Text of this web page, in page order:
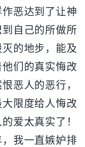
恶达到了让神
自己的所做所
的地步，能及
们的真实悔改
恶人的恶行，
限度给人悔改
爱太真实了！
我一直嫉妒排